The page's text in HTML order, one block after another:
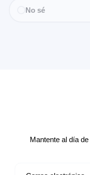
No sé
Mantente al día